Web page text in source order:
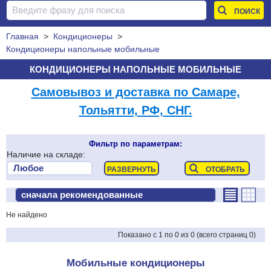
Главная > Кондиционеры >
Кондиционеры напольные мобильные
КОНДИЦИОНЕРЫ НАПОЛЬНЫЕ МОБИЛЬНЫЕ
Самовывоз и доставка по Самаре,
Тольятти, РФ, СНГ.
Фильтр по параметрам:
Наличие на складе:
Не найдено
Показано с 1 по 0 из 0 (всего страниц 0)
Мобильные кондиционеры